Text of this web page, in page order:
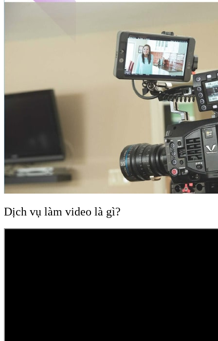
Dịch vụ làm video là gì?